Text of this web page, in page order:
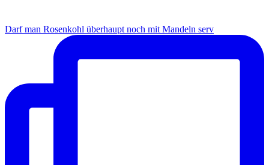
Darf man Rosenkohl überhaupt noch mit Mandeln serv